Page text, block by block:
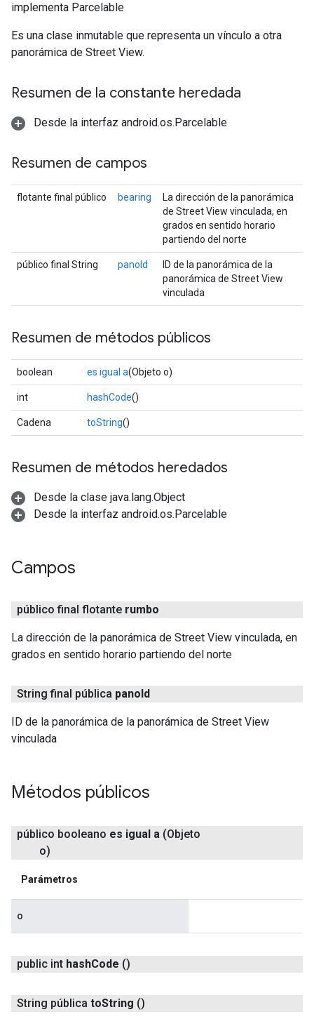
implementa Parcelable
Es una clase inmutable que representa un vínculo a otra
panorámica de Street View.
Resumen de la constante heredada
Desde la interfaz android.os.Parcelable
Resumen de campos
flotante final público bearing
La dirección de la panorámica
de Street View vinculada, en
grados en sentido horario
partiendo del norte
público final String panoId
ID de la panorámica de la
panorámica de Street View
vinculada
Resumen de métodos públicos
boolean es igual a(Objeto o)
int hashCode()
Cadena toString()
Resumen de métodos heredados
Desde la clase java.lang.Object
Desde la interfaz android.os.Parcelable
Campos
público final flotante rumbo
La dirección de la panorámica de Street View vinculada, en
grados en sentido horario partiendo del norte
String final pública panoId
ID de la panorámica de la panorámica de Street View
vinculada
Métodos públicos
público booleano es igual a (Objeto
o)
Parámetros
o
public int hashCode ()
String pública toString ()